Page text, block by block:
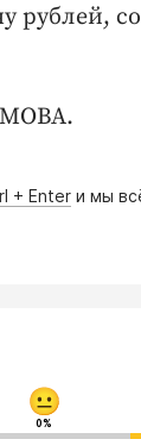
рублей,
+ Enter и мы
0%